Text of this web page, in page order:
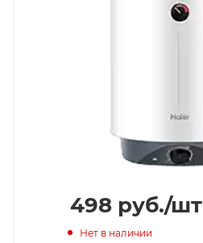
498 руб./шт
Нет в наличии